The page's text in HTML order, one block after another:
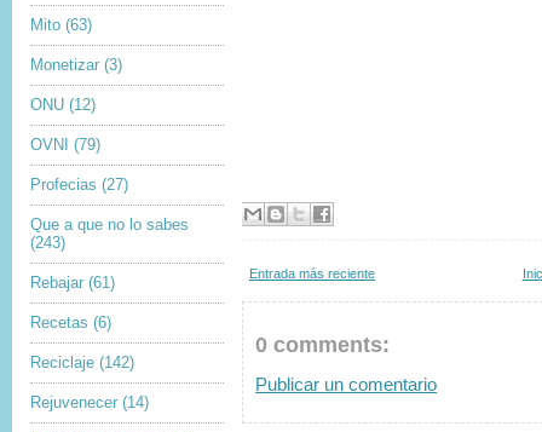
Mito (63)
Monetizar (3)
ONU (12)
OVNI (79)
Profecias (27)
Que a que no lo sabes
(243)
Rebajar (61)
Recetas (6)
Reciclaje (142)
Rejuvenecer (14)
Entrada más reciente
0 comments:
Publicar un comentario